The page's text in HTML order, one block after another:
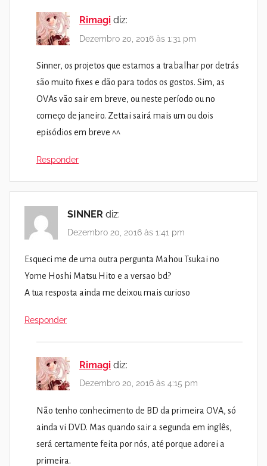
Rimagi diz:
Dezembro 20, 2016 às 1:31 pm
Sinner, os projetos que estamos a trabalhar por detrás
são muito fixes e dão para todos os gostos. Sim, as
OVAs vão sair em breve, ou neste período ou no
começo de janeiro. Zettai sairá mais um ou dois
episódios em breve ^^
Responder
SINNER diz:
Dezembro 20, 2016 às 1:41 pm
Esqueci me de uma outra pergunta Mahou Tsukai no
Yome Hoshi Matsu Hito e a versao bd?
A tua resposta ainda me deixou mais curioso
Responder
Rimagi diz:
Dezembro 20, 2016 às 4:15 pm
Não tenho conhecimento de BD da primeira OVA, só
ainda vi DVD. Mas quando sair a segunda em inglês,
será certamente feita por nós, até porque adorei a
primeira.